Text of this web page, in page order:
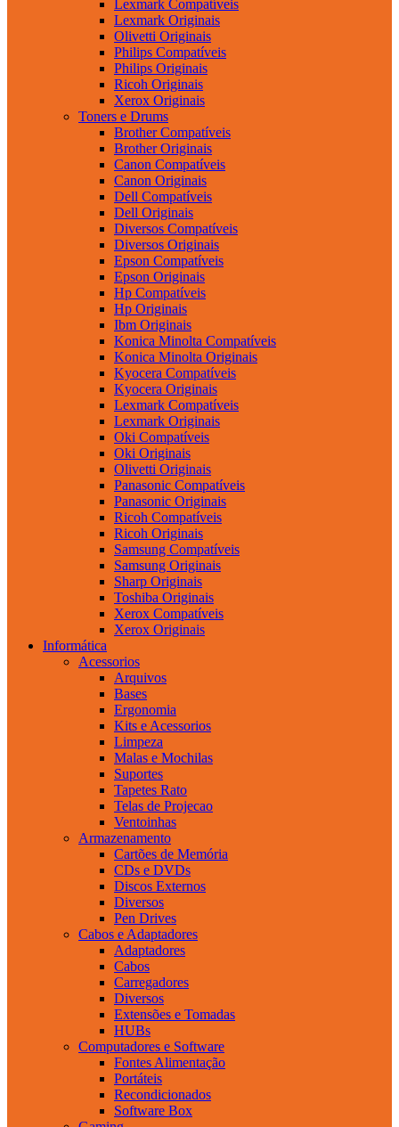
Lexmark Compatíveis
Lexmark Originais
Olivetti Originais
Philips Compatíveis
Philips Originais
Ricoh Originais
Xerox Originais
Toners e Drums
Brother Compatíveis
Brother Originais
Canon Compatíveis
Canon Originais
Dell Compatíveis
Dell Originais
Diversos Compatíveis
Diversos Originais
Epson Compatíveis
Epson Originais
Hp Compatíveis
Hp Originais
Ibm Originais
Konica Minolta Compatíveis
Konica Minolta Originais
Kyocera Compatíveis
Kyocera Originais
Lexmark Compatíveis
Lexmark Originais
Oki Compatíveis
Oki Originais
Olivetti Originais
Panasonic Compatíveis
Panasonic Originais
Ricoh Compatíveis
Ricoh Originais
Samsung Compatíveis
Samsung Originais
Sharp Originais
Toshiba Originais
Xerox Compatíveis
Xerox Originais
Informática
Acessorios
Arquivos
Bases
Ergonomia
Kits e Acessorios
Limpeza
Malas e Mochilas
Suportes
Tapetes Rato
Telas de Projecao
Ventoinhas
Armazenamento
Cartões de Memória
CDs e DVDs
Discos Externos
Diversos
Pen Drives
Cabos e Adaptadores
Adaptadores
Cabos
Carregadores
Diversos
Extensões e Tomadas
HUBs
Computadores e Software
Fontes Alimentação
Portáteis
Recondicionados
Software Box